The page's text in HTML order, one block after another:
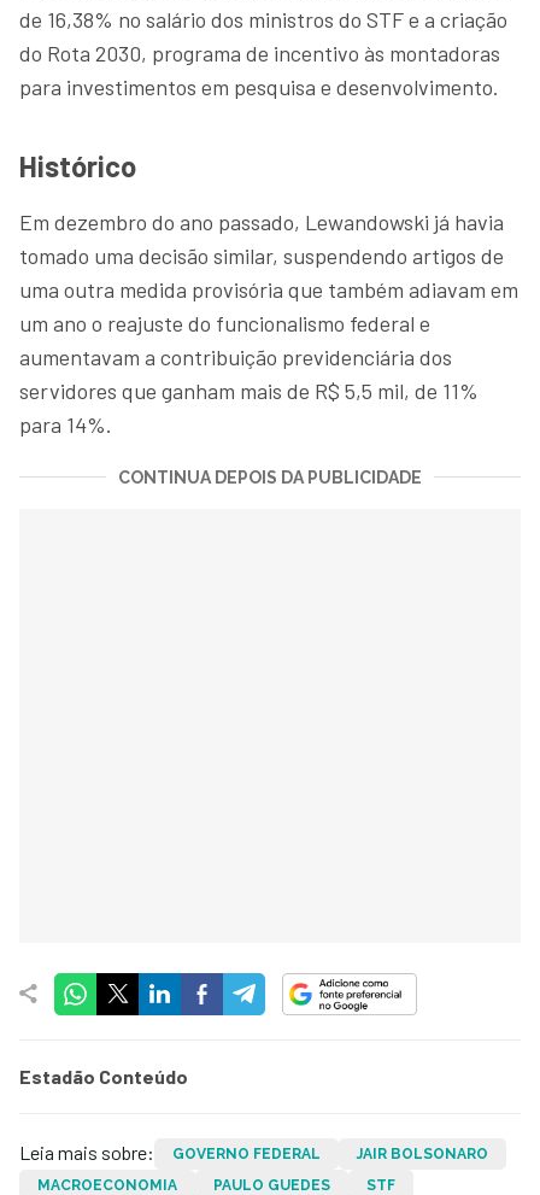
de 16,38% no salário dos ministros do STF e a criação
do Rota 2030, programa de incentivo às montadoras
para investimentos em pesquisa e desenvolvimento.
Histórico
Em dezembro do ano passado, Lewandowski já havia
tomado uma decisão similar, suspendendo artigos de
uma outra medida provisória que também adiavam em
um ano o reajuste do funcionalismo federal e
aumentavam a contribuição previdenciária dos
servidores que ganham mais de R$ 5,5 mil, de 11%
para 14%.
CONTINUA DEPOIS DA PUBLICIDADE
Estadão Conteúdo
Leia mais sobre: GOVERNO FEDERAL
JAIR BOLSONARO
MACROECONOMIA
PAULO GUEDES STF